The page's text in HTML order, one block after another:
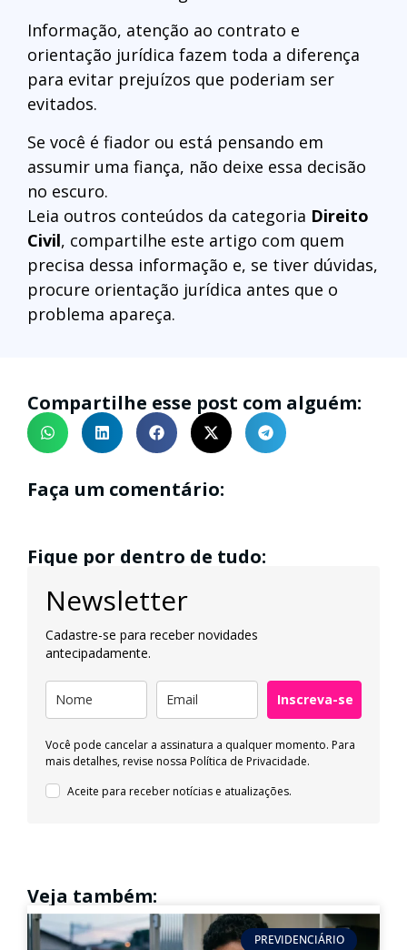
Informação, atenção ao contrato e
orientação jurídica fazem toda a diferença
para evitar prejuízos que poderiam ser
evitados.
Se você é fiador ou está pensando em
assumir uma fiança, não deixe essa decisão
no escuro.
Leia outros conteúdos da categoria Direito
Civil, compartilhe este artigo com quem
precisa dessa informação e, se tiver dúvidas,
procure orientação jurídica antes que o
problema apareça.
Compartilhe esse post com alguém:
Faça um comentário:
Fique por dentro de tudo:
Newsletter
Cadastre-se para receber novidades
antecipadamente.
Inscreva-se
Você pode cancelar a assinatura a qualquer momento. Para
mais detalhes, revise nossa Política de Privacidade.
Aceite para receber notícias e atualizações.
Veja também:
PREVIDENCIÁRIO